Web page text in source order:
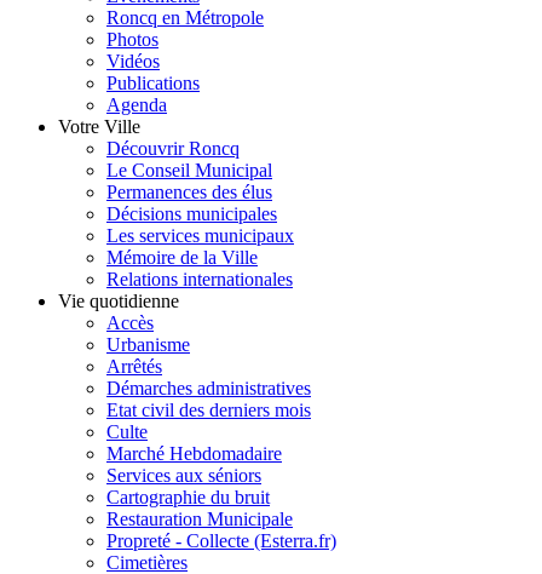
Roncq en Métropole
Photos
Vidéos
Publications
Agenda
Votre Ville
Découvrir Roncq
Le Conseil Municipal
Permanences des élus
Décisions municipales
Les services municipaux
Mémoire de la Ville
Relations internationales
Vie quotidienne
Accès
Urbanisme
Arrêtés
Démarches administratives
Etat civil des derniers mois
Culte
Marché Hebdomadaire
Services aux séniors
Cartographie du bruit
Restauration Municipale
Propreté - Collecte (Esterra.fr)
Cimetières